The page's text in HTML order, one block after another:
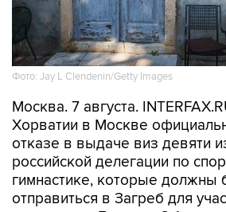
Фото: Jay L Clendenin/Getty Images
Москва. 7 августа.
отказе в выдаче виз девяти
российской делегации по
гимнастике, которые должны
отправиться в Загреб для
чемпионате Европы. Об этом
служба Федерации гимнастики